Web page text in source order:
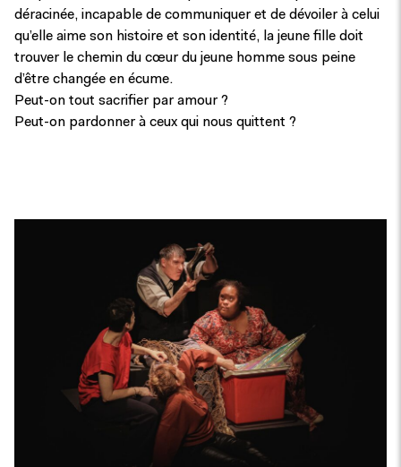
déracinée, incapable de communiquer et de dévoiler à celui
qu’elle aime son histoire et son identité, la jeune fille doit
trouver le chemin du cœur du jeune homme sous peine
d’être changée en écume.
Peut-on tout sacrifier par amour ?
Peut-on pardonner à ceux qui nous quittent ?